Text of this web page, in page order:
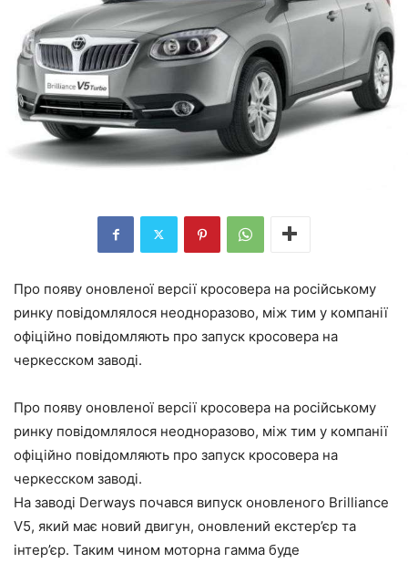
Про появу оновленої версії кросовера на російському
ринку повідомлялося неодноразово, між тим у компанії
офіційно повідомляють про запуск кросовера на
черкесском заводі.
Про появу оновленої версії кросовера на російському
ринку повідомлялося неодноразово, між тим у компанії
офіційно повідомляють про запуск кросовера на
черкесском заводі.
На заводі Derways почався випуск оновленого Brilliance
V5, який має новий двигун, оновлений екстер’єр та
інтер’єр. Таким чином моторна гамма буде